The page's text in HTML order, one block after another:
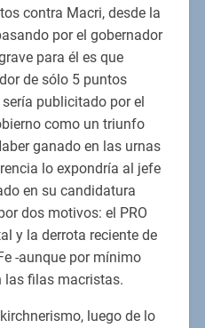
contra Macri, desde la
por el gobernador
para él es que
de sólo 5 puntos
publicitado por el
como un triunfo
ganado en las urnas
lo expondría al jefe
en su candidatura
dos motivos: el PRO
y la derrota reciente de
-aunque por mínimo
las filas macristas.
luego de lo